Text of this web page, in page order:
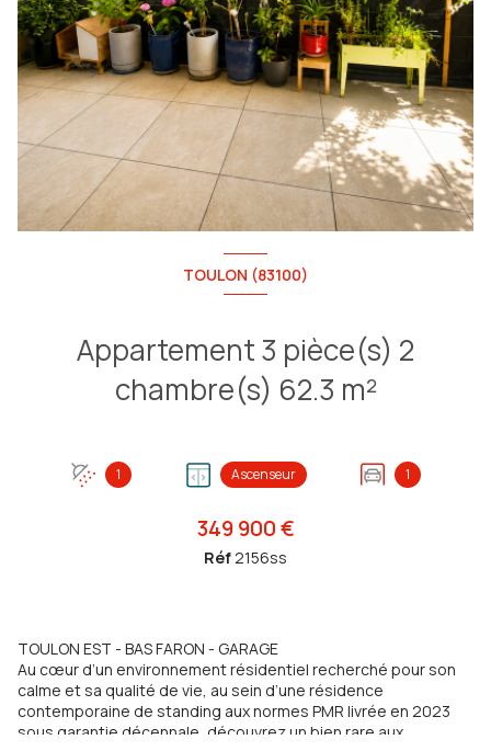
TOULON (83100)
Appartement 3 pièce(s) 2
chambre(s) 62.3 m²
1 Ascenseur 1
349 900 €
Réf2156ss
TOULON EST - BAS FARON - GARAGE
Au cœur d’un environnement résidentiel recherché pour son
calme et sa qualité de vie, au sein d’une résidence
contemporaine de standing aux normes PMR livrée en 2023
sous garantie décennale, découvrez un bien rare aux